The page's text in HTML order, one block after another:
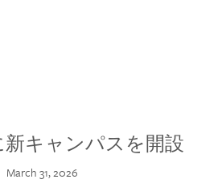
新キャンパスを開設
March 31, 2026